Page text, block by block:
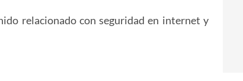
relacionado con seguridad en internet y